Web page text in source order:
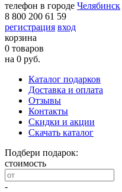
телефон в городе Челябинск
8 800 200 61 59
регистрация вход
корзина
0 товаров
на 0 руб.
Каталог подарков
Доставка и оплата
Отзывы
Контакты
Скидки и акции
Скачать каталог
Подбери подарок:
стоимость
-